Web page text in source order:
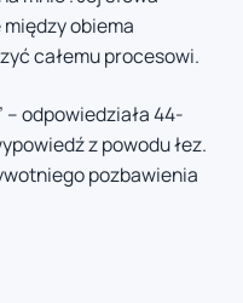
obiema
całemu procesowi.
– odpowiedziała 44-
z powodu łez.
pozbawienia